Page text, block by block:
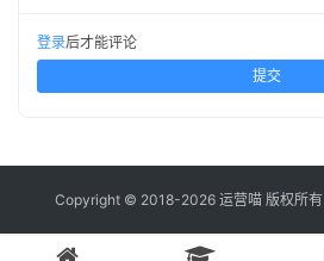
登录后才能评论
提交
Copyright © 2018-2026 运营喵 版权所有